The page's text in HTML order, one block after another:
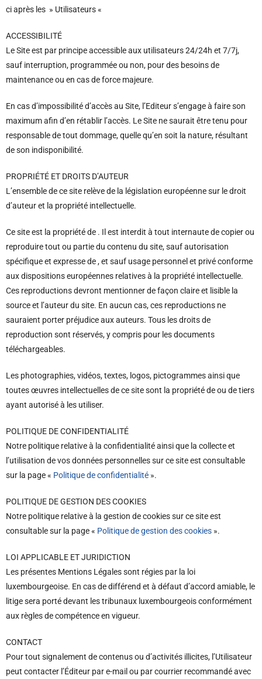
ci après les » Utilisateurs «
ACCESSIBILITÉ
Le Site est par principe accessible aux utilisateurs 24/24h et 7/7j,
sauf interruption, programmée ou non, pour des besoins de
maintenance ou en cas de force majeure.
En cas d’impossibilité d’accès au Site, l’Editeur s’engage à faire son
maximum afin d’en rétablir l’accès. Le Site ne saurait être tenu pour
responsable de tout dommage, quelle qu’en soit la nature, résultant
de son indisponibilité.
PROPRIÉTÉ ET DROITS D’AUTEUR
L’ensemble de ce site relève de la législation européenne sur le droit
d’auteur et la propriété intellectuelle.
Ce site est la propriété de . Il est interdit à tout internaute de copier ou
reproduire tout ou partie du contenu du site, sauf autorisation
spécifique et expresse de , et sauf usage personnel et privé conforme
aux dispositions européennes relatives à la propriété intellectuelle.
Ces reproductions devront mentionner de façon claire et lisible la
source et l’auteur du site. En aucun cas, ces reproductions ne
sauraient porter préjudice aux auteurs. Tous les droits de
reproduction sont réservés, y compris pour les documents
téléchargeables.
Les photographies, vidéos, textes, logos, pictogrammes ainsi que
toutes œuvres intellectuelles de ce site sont la propriété de ou de tiers
ayant autorisé à les utiliser.
POLITIQUE DE CONFIDENTIALITÉ
Notre politique relative à la confidentialité ainsi que la collecte et
l’utilisation de vos données personnelles sur ce site est consultable
sur la page « Politique de confidentialité ».
POLITIQUE DE GESTION DES COOKIES
Notre politique relative à la gestion de cookies sur ce site est
consultable sur la page « Politique de gestion des cookies ».
LOI APPLICABLE ET JURIDICTION
Les présentes Mentions Légales sont régies par la loi
luxembourgeoise. En cas de différend et à défaut d’accord amiable, le
litige sera porté devant les tribunaux luxembourgeois conformément
aux règles de compétence en vigueur.
CONTACT
Pour tout signalement de contenus ou d’activités illicites, l’Utilisateur
peut contacter l’Éditeur par e-mail ou par courrier recommandé avec